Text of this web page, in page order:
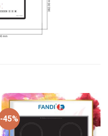
-45%